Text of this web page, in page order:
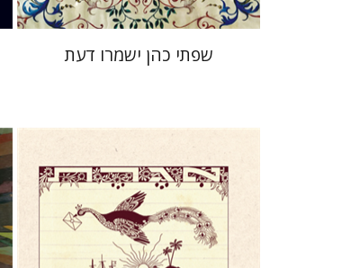
שפתי כהן ישמרו דעת
יעל דר דוד אסף